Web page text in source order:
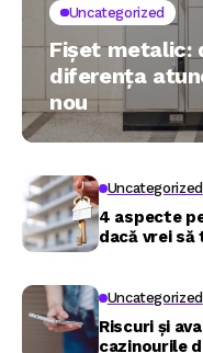
Uncategorized
Fișet metalic:
diferența
nou
Uncategorized
4 aspecte
dacă vrei să
Uncategorized
Riscuri și
cazinourile